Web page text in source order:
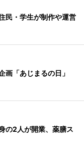
民・学生が制作や運営
画「あじまるの日」
の2人が開業、薬膳ス